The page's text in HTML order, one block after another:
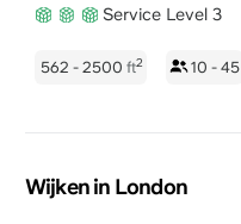
Service Level 3
562 - 2500 ft2 10 - 45
Wijken in London